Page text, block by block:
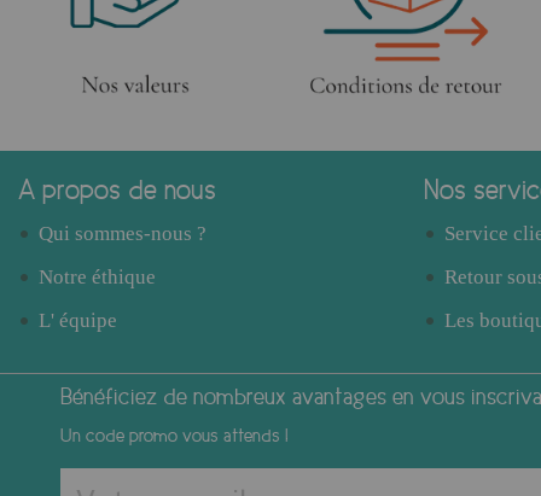
A propos de nous
Qui sommes-nous ?
Notre éthique
L' équipe
Nos
Service
Retour
Les
Bénéficiez de nombreux avantages en vous
Un code promo vous attends !